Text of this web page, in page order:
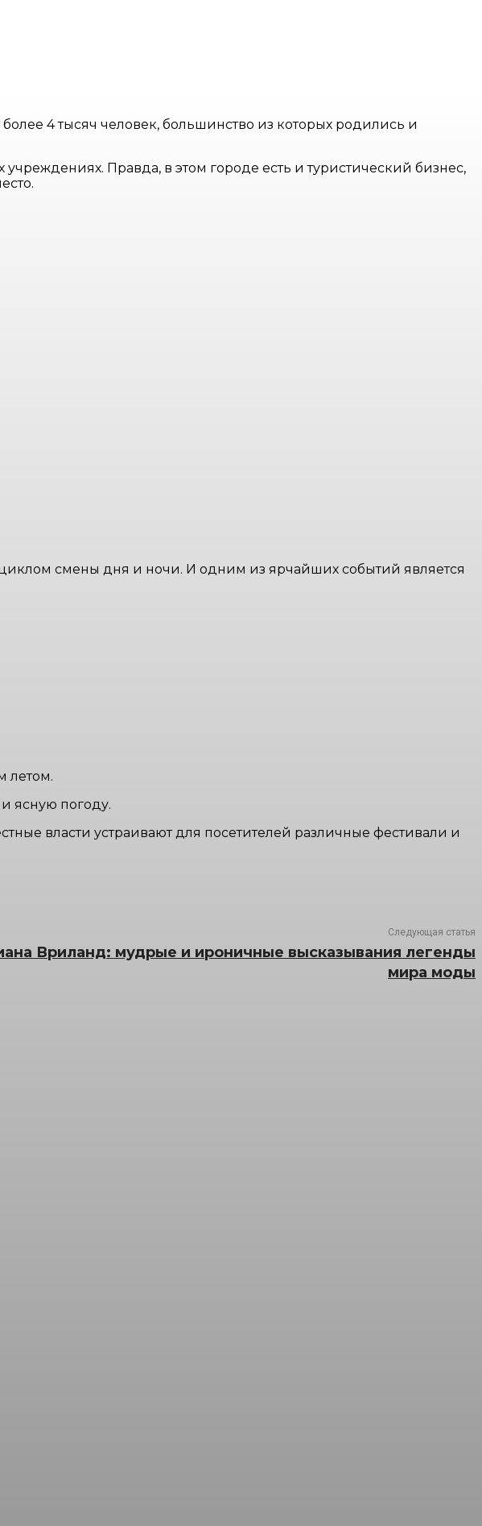
4 тысяч человек, большинство из которых родились и
Правда, в этом городе есть и туристический бизнес,
смены дня и ночи. И одним из ярчайших событий является
летом.
ясную погоду.
власти устраивают для посетителей различные фестивали и
Следующая статья
Вриланд: мудрые и ироничные высказывания легенды
мира моды